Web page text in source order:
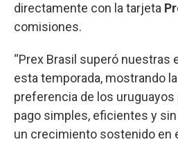
directamente con la tarjeta
comisiones.
“Prex Brasil superó nuestras
esta temporada, mostrando
preferencia de los
pago simples, eficientes y
un crecimiento sostenido en